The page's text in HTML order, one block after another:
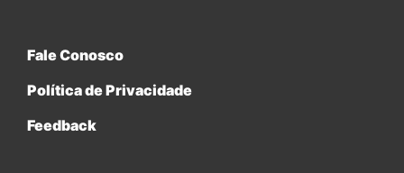
Fale Conosco
Política de Privacidade
Feedback